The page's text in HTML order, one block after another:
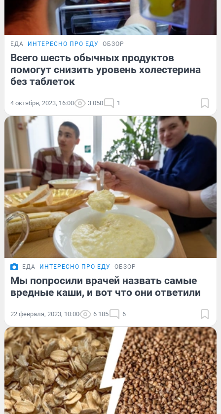
ЕДА ИНТЕРЕСНО ПРО ЕДУ ОБЗОР
Всего шесть обычных продуктов
помогут снизить уровень холестерина
без таблеток
4 октября, 2023, 16:00 3 050 1
ЕДА ИНТЕРЕСНО ПРО ЕДУ ОБЗОР
Мы попросили врачей назвать самые
вредные каши, и вот что они ответили
22 февраля, 2023, 10:00 6 185 6